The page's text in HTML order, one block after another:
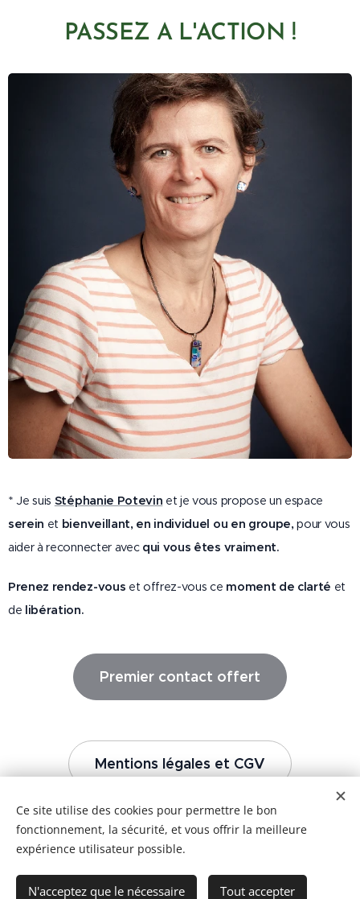
PASSEZ A L'ACTION !
* Je suis Stéphanie Potevin et je vous propose un espace
serein et bienveillant, en individuel ou en groupe,pour vous
aider à reconnecter avec qui vous êtes vraiment.
Prenez rendez-vous et offrez-vous ce moment de clarté et
de libération.
Premier contact offert
Mentions légales et CGV
© 2020Stéphanie Potevin.
Ce site utilise des cookies pour permettre le bon
fonctionnement, la sécurité, et vous offrir la meilleure
expérience utilisateur possible.
N'acceptez que le nécessaire Tout accepter